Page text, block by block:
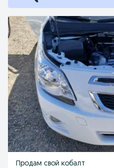
Продам свой кобалт